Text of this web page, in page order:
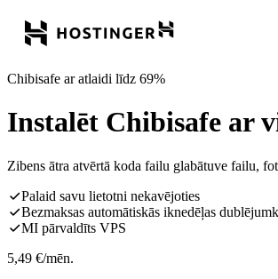
Chibisafe ar atlaidi līdz 69%
Instalēt Chibisafe ar
Zibens ātra atvērtā koda failu glabātuve failu,
Palaid savu lietotni nekavējoties
Bezmaksas automātiskās iknedēļas
MI pārvaldīts VPS
5,49 €/mēn.